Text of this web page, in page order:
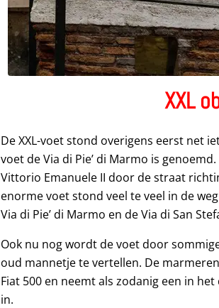
XXL
De XXL-voet stond overigens eerst net
voet de Via di Pie’ di Marmo is
Vittorio Emanuele II door de straat
enorme voet stond veel te veel in de
Via di Pie’ di Marmo en de Via di San
Ook nu nog wordt de voet door
oud mannetje te vertellen. De
Fiat 500 en neemt als zodanig een in
in.